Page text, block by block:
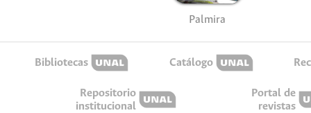
Palmira
Bibliotecas Catálogo
Repositorio
institucional
Portal de
revistas